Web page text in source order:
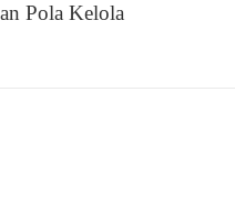
Pola Kelola